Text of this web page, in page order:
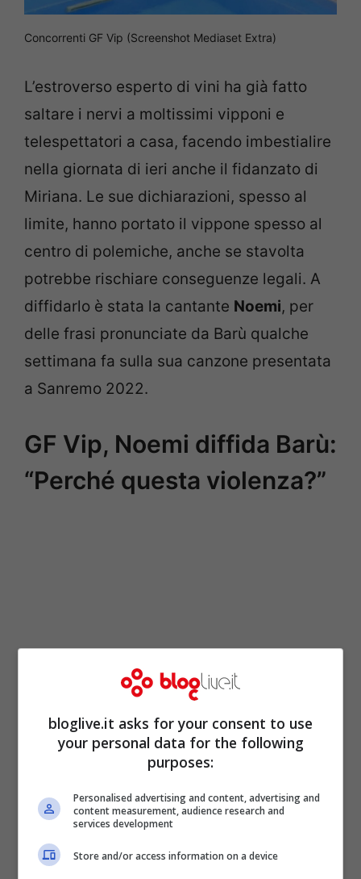
Concorrenti GF Vip (Screenshot Mediaset Extra)
L’estroverso esperto di vini ha già fatto
saltare i nervi a moltissimi vipponi e
telespettatori a casa, facendo imbestialire
nella giornata di ieri anche il fidanzato di
Miriana. Le sue dichiarazioni, spesso al
limite, hanno portato il vippone spesso al
centro di polemiche, anche se stavolta
potrebbe rischiare conseguenze legali. A
diffidarlo è stata la cantante Noemi, per
delle frasi pronunciate da Barù qualche
settimana fa sulla sua canzone presentata
a Sanremo 2022.
GF Vip, Noemi diffida Barù:
“Perché questa violenza?”
bloglive.it asks for your consent to use
your personal data for the following
purposes:
Personalised advertising and content, advertising and
content measurement, audience research and
services development
Store and/or access information on a device